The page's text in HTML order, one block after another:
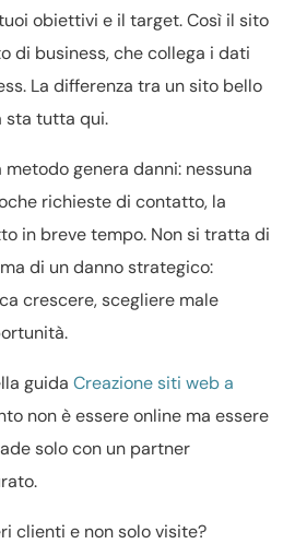
obiettivi e il target. Così il sito
di business, che collega i dati
La differenza tra un sito bello
sta tutta qui.
metodo genera danni: nessuna
richieste di contatto, la
in breve tempo. Non si tratta di
di un danno strategico:
crescere, scegliere male
guidaCreazione siti web a
non è essere online ma essere
solo con un partner
clienti e non solo visite?